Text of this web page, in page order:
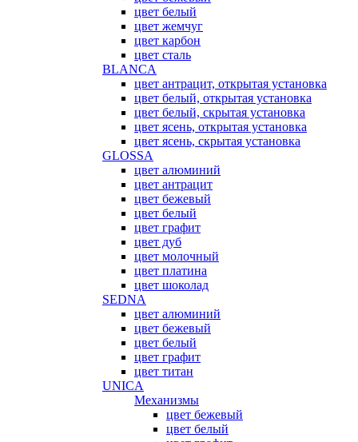
цвет белый
цвет жемчуг
цвет карбон
цвет сталь
BLANCA
цвет антрацит, открытая установка
цвет белый, открытая установка
цвет белый, скрытая установка
цвет ясень, открытая установка
цвет ясень, скрытая установка
GLOSSA
цвет алюминий
цвет антрацит
цвет бежевый
цвет белый
цвет графит
цвет дуб
цвет молочный
цвет платина
цвет шоколад
SEDNA
цвет алюминий
цвет бежевый
цвет белый
цвет графит
цвет титан
UNICA
Механизмы
цвет бежевый
цвет белый